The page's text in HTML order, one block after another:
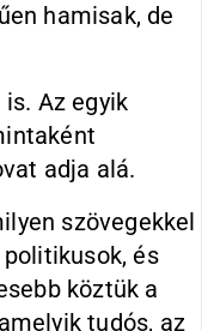
hamisak, de
Az egyik
adja alá.
szövegekkel
és
köztük a
tudós, az